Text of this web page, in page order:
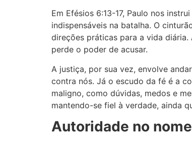
Em Efésios 6:13-17, Paulo nos
indispensáveis na batalha. O
direções práticas para a vida
perde o poder de acusar.
A justiça, por sua vez, envolve
contra nós. Já o escudo da fé é a
maligno, como dúvidas, medos e
mantendo-se fiel à verdade, ainda
Autoridade no